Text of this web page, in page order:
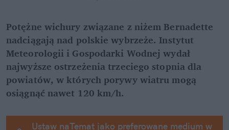
Potężne wichury związane z niżem Bernadette
nadciągają nad polskie wybrzeże. Instytut
Meteorologii i Gospodarki Wodnej wydał
najwyższe ostrzeżenia trzeciego stopnia dla
powiatów, w których porywy wiatru mogą
osiągnąć nawet 120 km/h.
Ustaw naTemat jako preferowane medium w